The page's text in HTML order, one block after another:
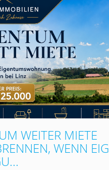
WEITER MIETE
WENN